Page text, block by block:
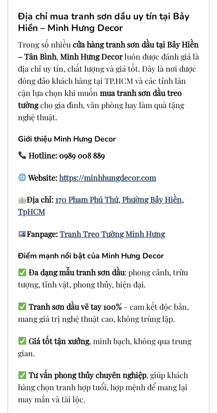
Địa chỉ mua tranh sơn dầu uy tín tại Bảy
Hiền – Minh Hưng Decor
Trong số nhiều cửa hàng tranh sơn dầu tại Bảy Hiền
– Tân Bình, Minh Hưng Decorluôn được đánh giá là
địa chỉ uy tín, chất lượng và giá tốt. Đây là nơi được
đông đảo khách hàng tại TP.HCM và các tỉnh lân
cận lựa chọn khi muốn mua tranh sơn dầu treo
tườngcho gia đình, văn phòng hay làm quà tặng
nghệ thuật.
Giới thiệu Minh Hưng Decor
Hotline: 0989 008 889
Website:https://minhhungdecor.com
Địa chỉ:170 Phạm Phú Thứ, Phường Bảy Hiền,
TpHCM
Fanpage: Tranh Treo Tường Minh Hưng
Điểm mạnh nổi bật của Minh Hưng Decor
Đa dạng mẫu tranh sơn dầu: phong cảnh, trừu
tượng, tĩnh vật, phong thủy, hiện đại.
Tranh sơn dầu vẽ tay 100% – cam kết độc bản,
mang giá trị nghệ thuật cao, không trùng lặp.
Giá tốt tận xưởng, minh bạch, không qua trung
gian.
Tư vấn phong thủy chuyên nghiệp, giúp khách
hàng chọn tranh hợp tuổi, hợp mệnh để mang lại
may mắn và tài lộc.